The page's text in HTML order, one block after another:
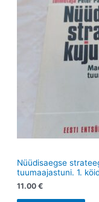
Nüüdisaegse
tuumaajastuni. 1.
11.00 €